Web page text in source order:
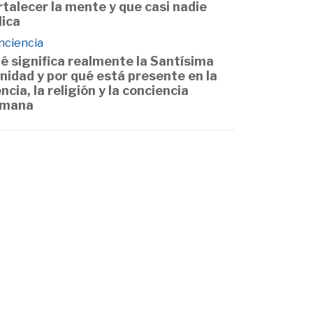
la mente y que casi nadie
significa realmente la Santísima
y por qué está presente en la
la religión y la conciencia